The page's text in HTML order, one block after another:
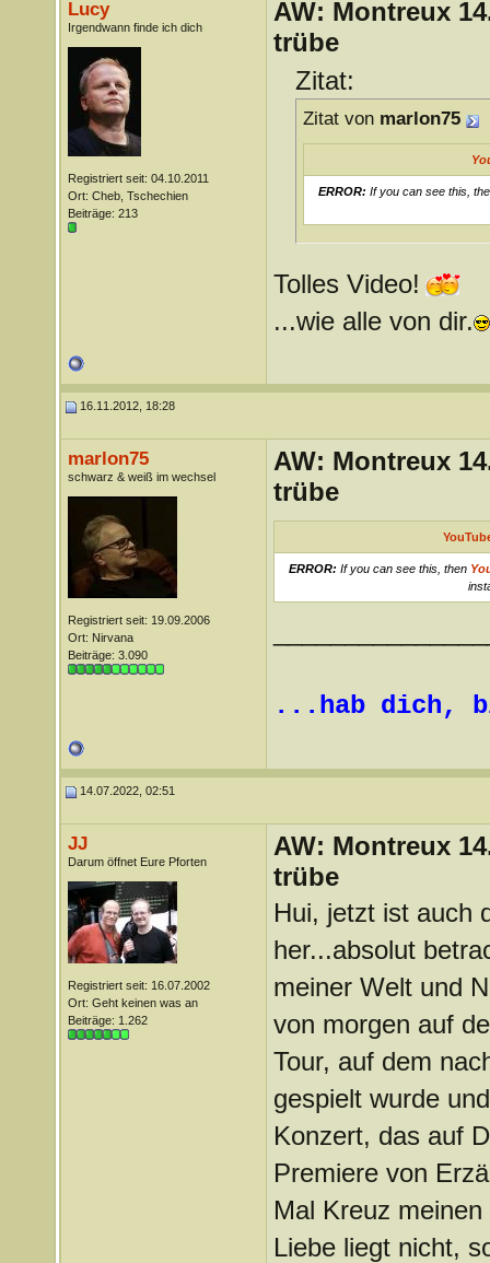
Lucy
Irgendwann finde ich dich
Registriert seit: 04.10.2011
Ort: Cheb, Tschechien
Beiträge: 213
AW: Montreux
trübe
Zitat:
Zitat von marlon75
ERROR: If you can see this,
Tolles Video!
...wie alle von dir.
16.11.2012, 18:28
marlon75
schwarz & weiß im wechsel
Registriert seit: 19.09.2006
Ort: Nirvana
Beiträge: 3.090
AW: Montreux
trübe
ERROR: If you can see this, then
...hab dich,
14.07.2022, 02:51
JJ
Darum öffnet Eure Pforten
Registriert seit: 16.07.2002
Ort: Geht keinen was an
Beiträge: 1.262
AW: Montreux
trübe
Hui, jetzt ist auch
her...absolut
meiner Welt und
von morgen auf
Tour, auf dem
gespielt wurde
Konzert, das auf
Premiere von
Mal Kreuz
Liebe liegt nicht,